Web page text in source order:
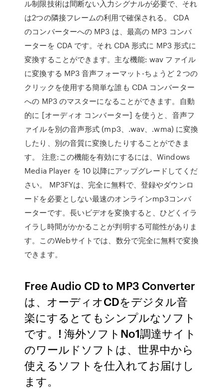
ル制限技術は間断ない入力シグナルが必要で、それ
は2つの隣接フレームの利用で確保される。 CDA
のコンバーターへの MP3 は、最高の MP3 コンバ
ーターを CDA です。それ CDA 形式に MP3 形式に
変換することができます。主な機能: wav ファイル
に変換する MP3 音声フォーマット-ちょうど 2 つの
クリックを使用する簡単な誰も CDA コンバーター
への MP3 のマスターになることができます。自動
的に [オーディオ コンバーター] を使うと、音声フ
ァイルを別の音声形式 (mp3、.wav、.wma) に変換
したり、別の音質に変換したりすることができま
す。 注意:この機能を有効にするには、Windows
Media Player を 10 以降にアップグレードしてくだ
さい。 MP3FYは、完全に無料で、登録やダウンロ
ードを必要としない最速のオンラインmp3コンバ
ーターです。長いビデオを変換すると、ひどくイラ
イラし時間がかかることが判明する可能性がありま
す。このWebサイトでは、数分で完全に無料で変換
できます。
Free Audio CD to MP3 Converter
は、オーディオCDをデジタル音
楽にするとてもシンプルなソフト
です。! 海外ソフトNo1調達サイト
のワールドソフトは、世界中から
使えるソフトを仕入れてお届けし
ます。